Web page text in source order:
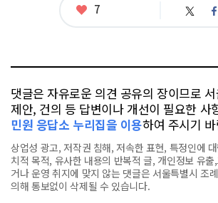
좋
7 트 페
댓글은 자유로운 의견 공유의 장이므로
제안, 건의 등 답변이나 개선이 필요한 사
민원 응답소 누리집을 이용하여 주시기
상업성 광고, 저작권 침해, 저속한 표현, 특정인에
치적 목적, 유사한 내용의 반복적 글, 개인정보 유
거나 운영 취지에 맞지 않는 댓글은 서울특별시 조
의해 통보없이 삭제될 수 있습니다.